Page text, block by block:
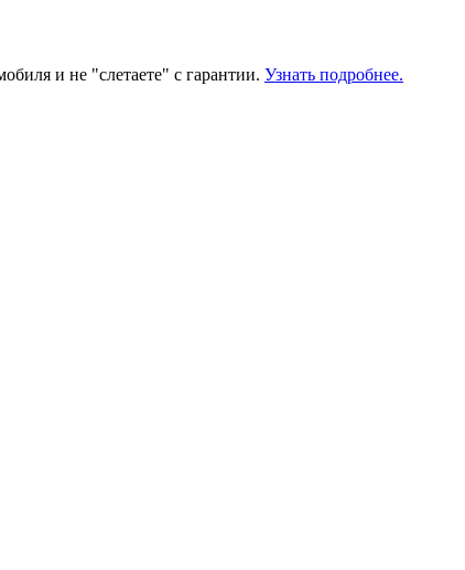
и не "слетаете" с гарантии. Узнать подробнее.